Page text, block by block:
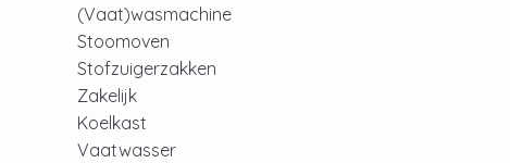
(Vaat)wasmachine
Stoomoven
Stofzuigerzakken
Zakelijk
Koelkast
Vaatwasser